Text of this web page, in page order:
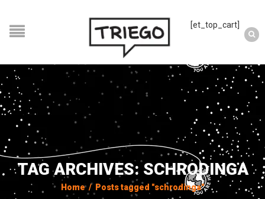
[et_top_cart]
TAG ARCHIVES: SCHRODINGA
Home / Posts tagged "schrodinga"